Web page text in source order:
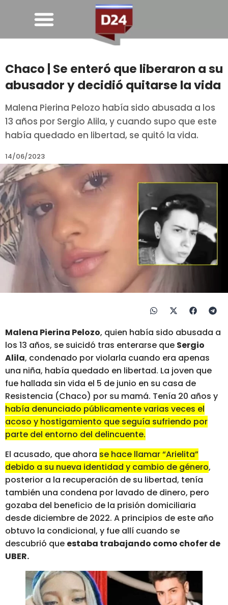
Chaco | Se enteró que liberaron a su
abusador y decidió quitarse la vida
Malena Pierina Pelozo había sido abusada a los
13 años por Sergio Alila, y cuando supo que este
había quedado en libertad, se quitó la vida.
14/06/2023
Malena Pierina Pelozo, quien había sido abusada a
los 13 años, se suicidó tras enterarse que Sergio
Alila, condenado por violarla cuando era apenas
una niña, había quedado en libertad. La joven que
fue hallada sin vida el 5 de junio en su casa de
Resistencia (Chaco) por su mamá. Tenía 20 años y
había denunciado públicamente varias veces el
acoso y hostigamiento que seguía sufriendo por
parte del entorno del delincuente.
El acusado, que ahora se hace llamar “Arielita”
debido a su nueva identidad y cambio de género,
posterior a la recuperación de su libertad, tenía
también una condena por lavado de dinero, pero
gozaba del beneficio de la prisión domiciliaria
desde diciembre de 2022. A principios de este año
obtuvo la condicional, y fue allí cuando se
descubrió que estaba trabajando como chofer de
UBER.